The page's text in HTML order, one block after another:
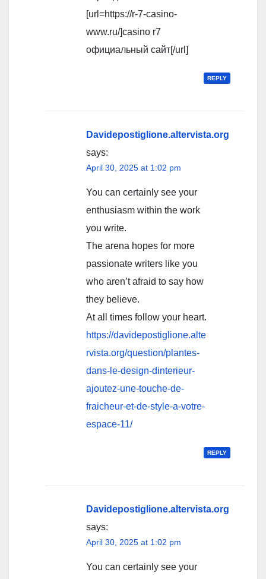
[url=https://r-7-casino-
www.ru/]casino r7
официальный сайт[/url]
REPLY
Davidepostiglione.altervista.org
says:
April 30, 2025 at 1:02 pm
You can certainly see your
enthusiasm within the work
you write.
The arena hopes for more
passionate writers like you
who aren’t afraid to say how
they believe.
At all times follow your heart.
https://davidepostiglione.alte
rvista.org/question/plantes-
dans-le-design-dinterieur-
ajoutez-une-touche-de-
fraicheur-et-de-style-a-votre-
espace-11/
REPLY
Davidepostiglione.altervista.org
says:
April 30, 2025 at 1:02 pm
You can certainly see your